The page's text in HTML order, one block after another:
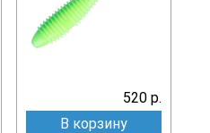
520 р.
В корзину